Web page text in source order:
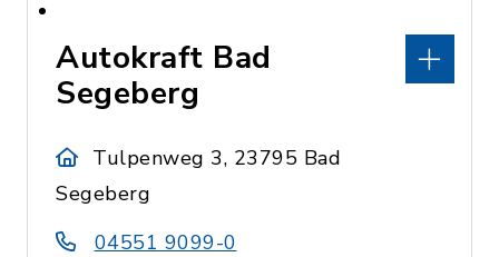
Autokraft Bad
Segeberg
Tulpenweg 3, 23795 Bad
Segeberg
04551 9099-0